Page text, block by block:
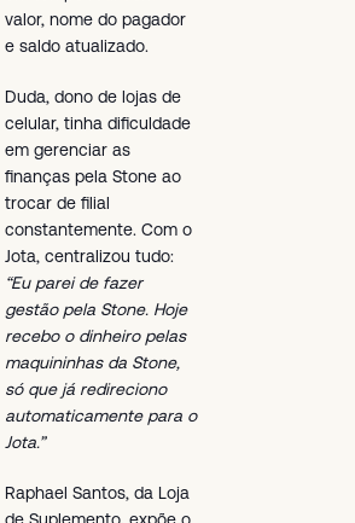
valor, nome do pagador
e saldo atualizado.
Duda, dono de lojas de
celular, tinha dificuldade
em gerenciar as
finanças pela Stone ao
trocar de filial
constantemente. Com o
Jota, centralizou tudo:
“Eu parei de fazer
gestão pela Stone. Hoje
recebo o dinheiro pelas
maquininhas da Stone,
só que já redireciono
automaticamente para o
Jota.”
Raphael Santos, da Loja
de Suplemento, expõe o